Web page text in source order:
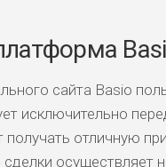
сайта Basio
исключительно
отличную
осуществляет